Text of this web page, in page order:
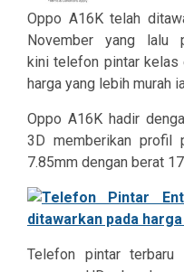
Oppo A16K telah
November yang lalu
kini telefon pintar kelas
harga yang lebih murah
Oppo A16K hadir
3D memberikan profil
7.85mm dengan berat
Telefon pintar